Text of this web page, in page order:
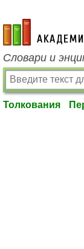
academic.ru
Словари и
Толкования